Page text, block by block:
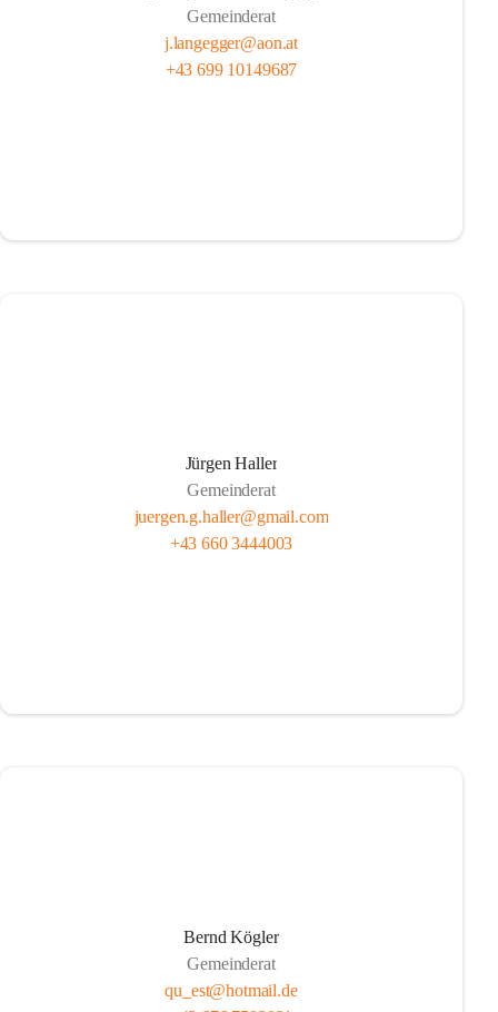
Gemeinderat
j.langegger@aon.at
+43 699 10149687
Jürgen Haller
Gemeinderat
juergen.g.haller@gmail.com
+43 660 3444003
Bernd Kögler
Gemeinderat
qu_est@hotmail.de